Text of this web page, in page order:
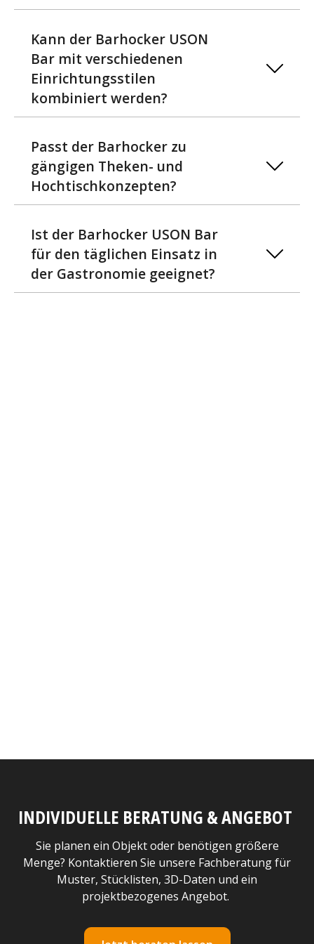
Kann der Barhocker USON
Bar mit verschiedenen
Einrichtungsstilen
kombiniert werden?
Passt der Barhocker zu
gängigen Theken- und
Hochtischkonzepten?
Ist der Barhocker USON Bar
für den täglichen Einsatz in
der Gastronomie geeignet?
INDIVIDUELLE BERATUNG & ANGEBOT
Sie planen ein Objekt oder benötigen größere
Menge? Kontaktieren Sie unsere Fachberatung für
Muster, Stücklisten, 3D-Daten und ein
projektbezogenes Angebot.